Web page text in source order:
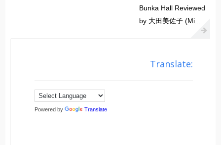
Bunka Hall Reviewed
by 大田美佐子 (Mi...
Translate:
Powered by Translate